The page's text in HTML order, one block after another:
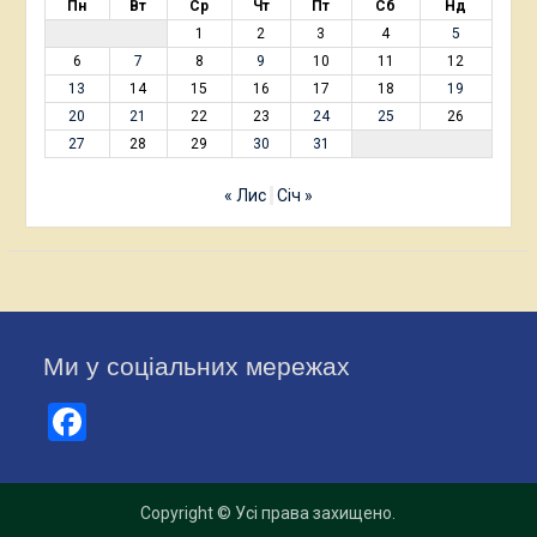
Пн Вт Ср Чт Пт Сб
Нд
1
2 3 4
5
6
7 8 9 10 11
12
13
14 15 16 17 18
19
20
21 22 23 24 25
26
27
28 29 30 31
« Лис Січ »
Ми у соціальних мережах
Copyright © Усі права захищено.